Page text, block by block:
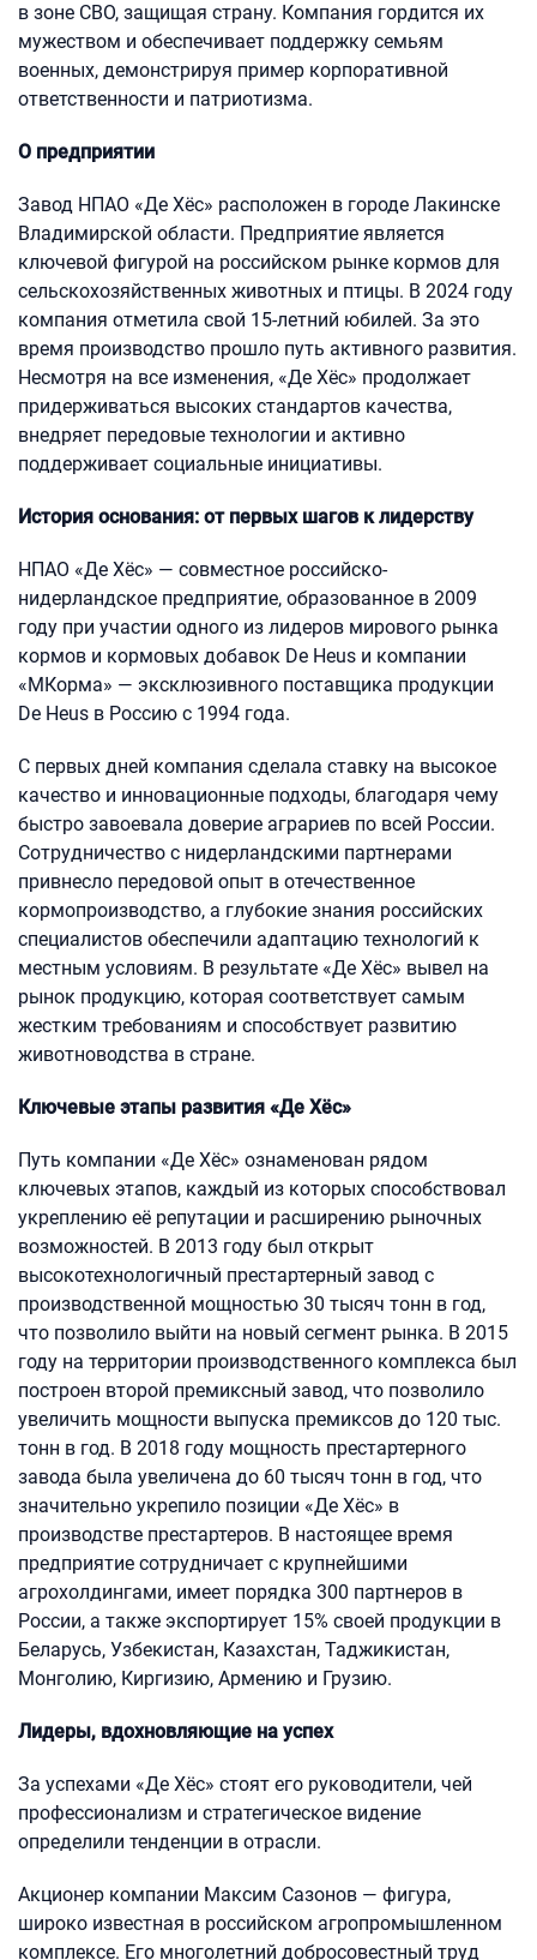
в зоне СВО, защищая страну. Компания гордится их
мужеством и обеспечивает поддержку семьям
военных, демонстрируя пример корпоративной
ответственности и патриотизма.
О предприятии
Завод НПАО «Де Хёс» расположен в городе Лакинске
Владимирской области. Предприятие является
ключевой фигурой на российском рынке кормов для
сельскохозяйственных животных и птицы. В 2024 году
компания отметила свой 15-летний юбилей. За это
время производство прошло путь активного развития.
Несмотря на все изменения, «Де Хёс» продолжает
придерживаться высоких стандартов качества,
внедряет передовые технологии и активно
поддерживает социальные инициативы.
История основания: от первых шагов к лидерству
НПАО «Де Хёс» — совместное российско-
нидерландское предприятие, образованное в 2009
году при участии одного из лидеров мирового рынка
кормов и кормовых добавок De Heus и компании
«МКорма» — эксклюзивного поставщика продукции
De Heus в Россию с 1994 года.
С первых дней компания сделала ставку на высокое
качество и инновационные подходы, благодаря чему
быстро завоевала доверие аграриев по всей России.
Сотрудничество с нидерландскими партнерами
привнесло передовой опыт в отечественное
кормопроизводство, а глубокие знания российских
специалистов обеспечили адаптацию технологий к
местным условиям. В результате «Де Хёс» вывел на
рынок продукцию, которая соответствует самым
жестким требованиям и способствует развитию
животноводства в стране.
Ключевые этапы развития «Де Хёс»
Путь компании «Де Хёс» ознаменован рядом
ключевых этапов, каждый из которых способствовал
укреплению её репутации и расширению рыночных
возможностей. В 2013 году был открыт
высокотехнологичный престартерный завод с
производственной мощностью 30 тысяч тонн в год,
что позволило выйти на новый сегмент рынка. В 2015
году на территории производственного комплекса был
построен второй премиксный завод, что позволило
увеличить мощности выпуска премиксов до 120 тыс.
тонн в год. В 2018 году мощность престартерного
завода была увеличена до 60 тысяч тонн в год, что
значительно укрепило позиции «Де Хёс» в
производстве престартеров. В настоящее время
предприятие сотрудничает с крупнейшими
агрохолдингами, имеет порядка 300 партнеров в
России, а также экспортирует 15% своей продукции в
Беларусь, Узбекистан, Казахстан, Таджикистан,
Монголию, Киргизию, Армению и Грузию.
Лидеры, вдохновляющие на успех
За успехами «Де Хёс» стоят его руководители, чей
профессионализм и стратегическое видение
определили тенденции в отрасли.
Акционер компании Максим Сазонов — фигура,
широко известная в российском агропромышленном
комплексе. Его многолетний добросовестный труд